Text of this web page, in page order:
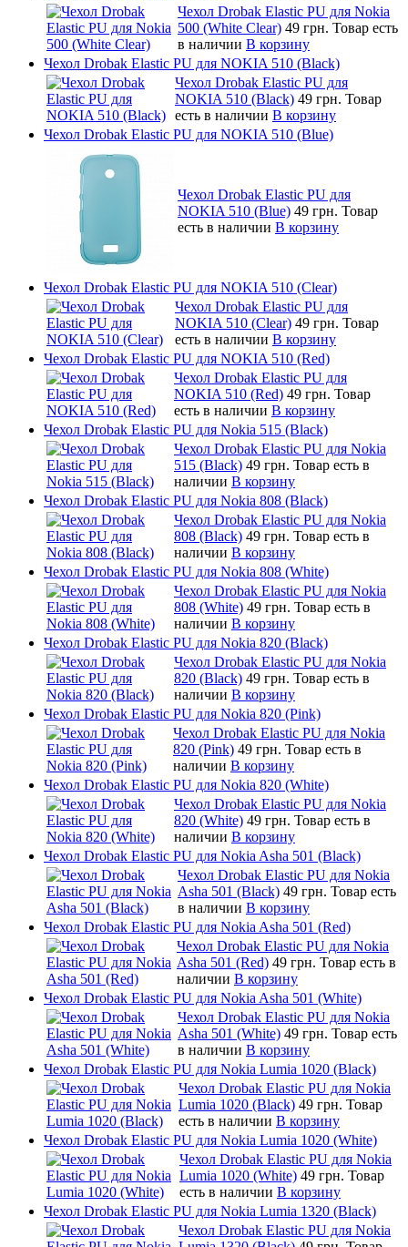
Чехол Drobak Elastic PU для Nokia
500 (White Clear) 49 грн. Товар есть
в наличии В корзину
Чехол Drobak Elastic PU для NOKIA 510 (Black)
Чехол Drobak Elastic PU для
NOKIA 510 (Black) 49 грн. Товар
есть в наличии В корзину
Чехол Drobak Elastic PU для NOKIA 510 (Blue)
Чехол Drobak Elastic PU для
NOKIA 510 (Blue) 49 грн. Товар
есть в наличии В корзину
Чехол Drobak Elastic PU для NOKIA 510 (Clear)
Чехол Drobak Elastic PU для
NOKIA 510 (Clear) 49 грн. Товар
есть в наличии В корзину
Чехол Drobak Elastic PU для NOKIA 510 (Red)
Чехол Drobak Elastic PU для
NOKIA 510 (Red) 49 грн. Товар
есть в наличии В корзину
Чехол Drobak Elastic PU для Nokia 515 (Black)
Чехол Drobak Elastic PU для Nokia
515 (Black) 49 грн. Товар есть в
наличии В корзину
Чехол Drobak Elastic PU для Nokia 808 (Black)
Чехол Drobak Elastic PU для Nokia
808 (Black) 49 грн. Товар есть в
наличии В корзину
Чехол Drobak Elastic PU для Nokia 808 (White)
Чехол Drobak Elastic PU для Nokia
808 (White) 49 грн. Товар есть в
наличии В корзину
Чехол Drobak Elastic PU для Nokia 820 (Black)
Чехол Drobak Elastic PU для Nokia
820 (Black) 49 грн. Товар есть в
наличии В корзину
Чехол Drobak Elastic PU для Nokia 820 (Pink)
Чехол Drobak Elastic PU для Nokia
820 (Pink) 49 грн. Товар есть в
наличии В корзину
Чехол Drobak Elastic PU для Nokia 820 (White)
Чехол Drobak Elastic PU для Nokia
820 (White) 49 грн. Товар есть в
наличии В корзину
Чехол Drobak Elastic PU для Nokia Asha 501 (Black)
Чехол Drobak Elastic PU для Nokia
Asha 501 (Black) 49 грн. Товар есть
в наличии В корзину
Чехол Drobak Elastic PU для Nokia Asha 501 (Red)
Чехол Drobak Elastic PU для Nokia
Asha 501 (Red) 49 грн. Товар есть в
наличии В корзину
Чехол Drobak Elastic PU для Nokia Asha 501 (White)
Чехол Drobak Elastic PU для Nokia
Asha 501 (White) 49 грн. Товар есть
в наличии В корзину
Чехол Drobak Elastic PU для Nokia Lumia 1020 (Black)
Чехол Drobak Elastic PU для Nokia
Lumia 1020 (Black) 49 грн. Товар
есть в наличии В корзину
Чехол Drobak Elastic PU для Nokia Lumia 1020 (White)
Чехол Drobak Elastic PU для Nokia
Lumia 1020 (White) 49 грн. Товар
есть в наличии В корзину
Чехол Drobak Elastic PU для Nokia Lumia 1320 (Black)
Чехол Drobak Elastic PU для Nokia